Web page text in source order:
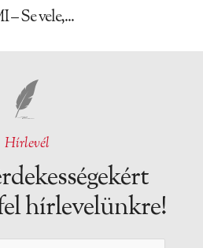
– Se vele,...
Hírlevél
hírlevelünkre!